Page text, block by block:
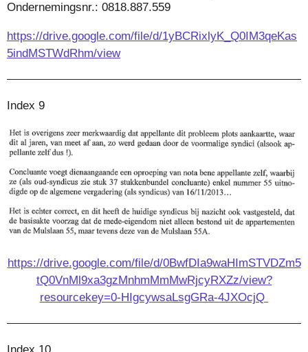
Ondernemingsnr.: 0818.887.559
https://drive.google.com/file/d/1yBCRixlyK_Q0IM3qeKas
5indMSTWdRhm/view
Index 9
https://drive.google.com/file/d/0BwfDIa9waHImSTVDZm5
tQ0VnMl9xa3gzMnhmMmMwRjcyRXZz/view?
resourcekey=0-HIgcywsaLsgGRa-4JXOcjQ